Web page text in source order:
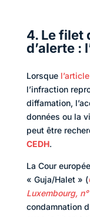
4. Le filet
d’alerte :
Lorsque
l’infraction
diffamation,
données ou la
peut être
CEDH.
La Cour
« Guja/Halet » (
Luxembourg,
condamnation